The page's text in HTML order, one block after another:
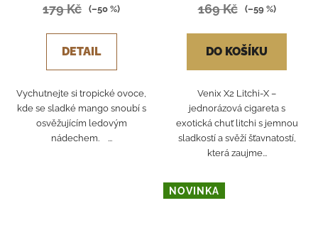
179 Kč (–50 %)
DETAIL
Vychutnejte si tropické ovoce,
kde se sladké mango snoubí s
osvěžujícím ledovým
nádechem. ...
169 Kč (–59 %)
DO KOŠÍKU
Venix X2 Litchi‑X –
jednorázová cigareta s
exotická chuť litchi s jemnou
sladkostí a svěží šťavnatostí,
která zaujme...
NOVINKA